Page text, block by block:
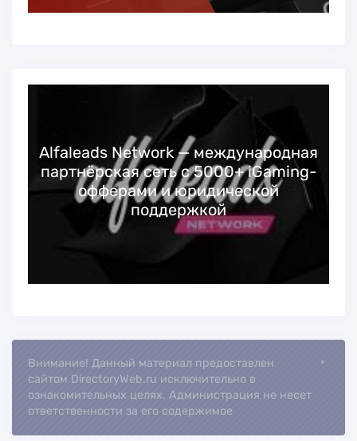
Alfaleads Network — международная
партнёрская сеть с 5000+ iGaming-
офферами и юридической
поддержкой
Внимание! Данный материал предоставлен
сайтом DirectoryWeb.ru исключительно в
ознакомительных целях. Администрация не несет
ответственности за его содержимое